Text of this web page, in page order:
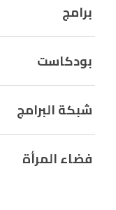
برامج
بودكاست
شبكة البرامج
فضاء المرأة